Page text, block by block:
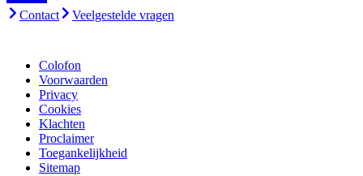
Contact Veelgestelde vragen
Colofon
Voorwaarden
Privacy
Cookies
Klachten
Proclaimer
Toegankelijkheid
Sitemap